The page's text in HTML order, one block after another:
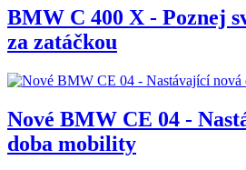
BMW C 400 X - Poznej
za zatáčkou
Nové BMW CE 04 -
doba mobility